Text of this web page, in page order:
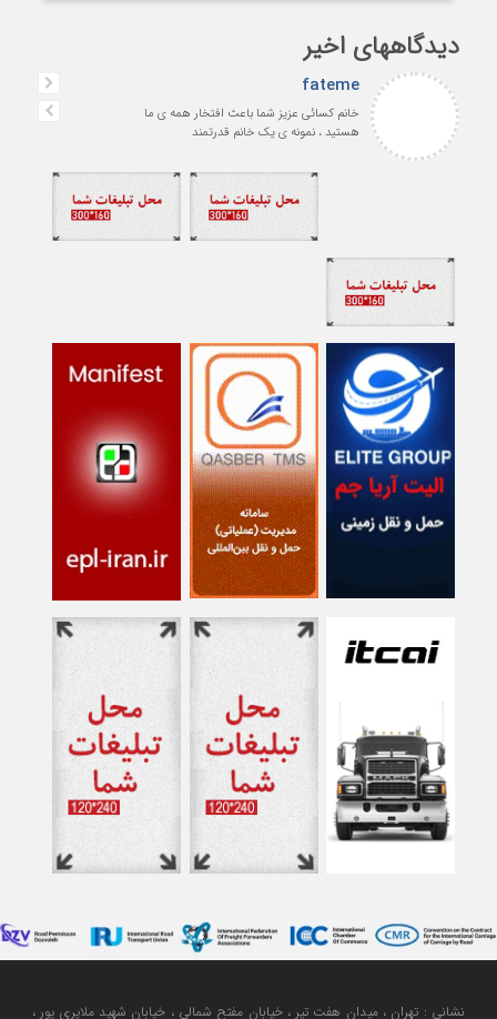
دیدگاههای اخیر
fateme
خانم کسائی عزیز شما باعث افتخار همه ی ما
هستید ، نمونه ی یک خانم قدرتمند
نشانی : تهران ، میدان هفت تیر ، خیابان مفتح شمالی ، خیابان شهید ملایری پور ،